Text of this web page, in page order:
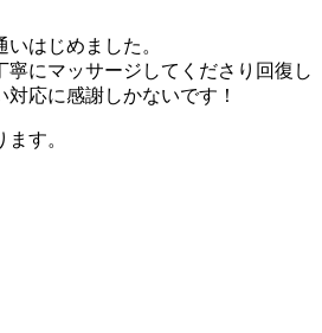
はじめました。
寧にマッサージしてくださり回復し
応に感謝しかないです！
す。